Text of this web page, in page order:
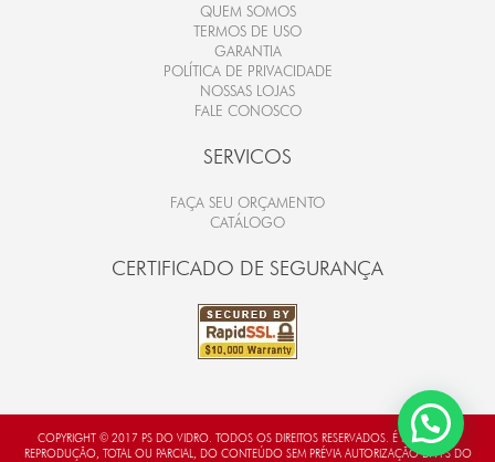
QUEM SOMOS
TERMOS DE USO
GARANTIA
POLÍTICA DE PRIVACIDADE
NOSSAS LOJAS
FALE CONOSCO
SERVICOS
FAÇA SEU ORÇAMENTO
CATÁLOGO
CERTIFICADO DE SEGURANÇA
COPYRIGHT © 2017 PS DO VIDRO. TODOS OS DIREITOS RESERVADOS. É PROIBIDA A
REPRODUÇÃO, TOTAL OU PARCIAL, DO CONTEÚDO SEM PRÉVIA AUTORIZAÇÃO DA PS DO